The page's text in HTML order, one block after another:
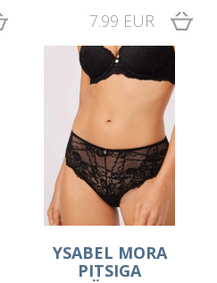
7.99 EUR
YSABEL MORA
PITSIGA